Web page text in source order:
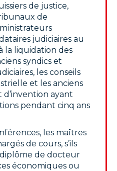
de justice,
de
judiciaires au
la liquidation des
syndics et
les conseils
et les anciens
d’invention ayant
pendant cinq ans
les maîtres
de cours, s’ils
de docteur
économiques ou